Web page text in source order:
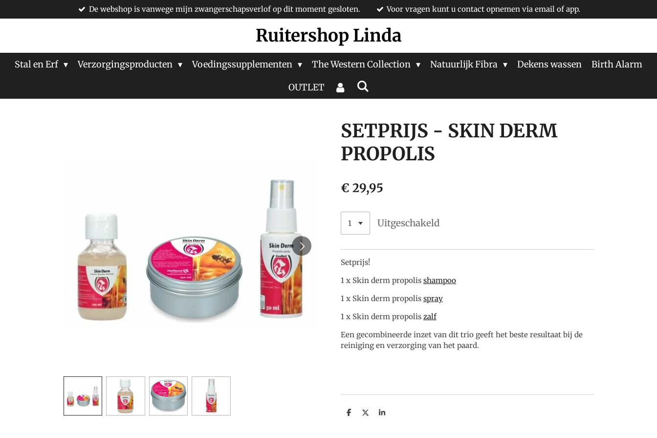
direct
hoofdinhoud
De webshop is vanwege mijn zwangerschapsverlof op dit moment gesloten. Voor vragen kunt u contact opnemen via email of app.
Ruitershop Linda
Stal en Erf Verzorgingsproducten Voedingssupplementen The Western Collection Natuurlijk Fibra Dekens wassen Birth Alarm
OUTLET
SETPRIJS - SKIN DERM
PROPOLIS
€ 29,95
Uitgeschakeld
Setprijs!
1 x Skin derm propolis shampoo
1 x Skin derm propolis spray
1 x Skin derm propolis zalf
Een gecombineerde inzet van dit trio geeft het beste resultaat bij de
reiniging en verzorging van het paard.
D
D
S